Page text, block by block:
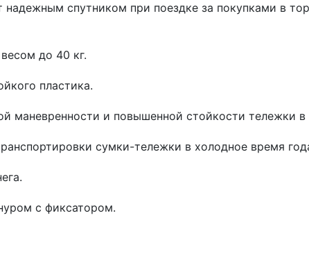
спутником при поездке за покупками в
до 40 кг.
пластика.
маневренности и повышенной стойкости тележки в
сумки-тележки в холодное время
с фиксатором.